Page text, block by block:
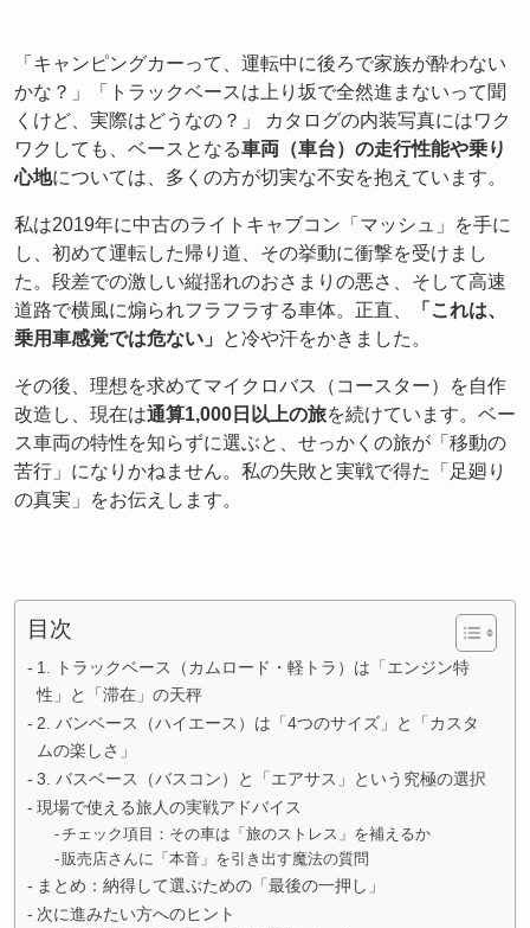
「キャンピングカーって、運転中に後ろで家族が酔わない
かな？」「トラックベースは上り坂で全然進まないって聞
くけど、実際はどうなの？」 カタログの内装写真にはワク
ワクしても、ベースとなる車両（車台）の走行性能や乗り
心地については、多くの方が切実な不安を抱えています。
私は2019年に中古のライトキャブコン「マッシュ」を手に
し、初めて運転した帰り道、その挙動に衝撃を受けまし
た。段差での激しい縦揺れのおさまりの悪さ、そして高速
道路で横風に煽られフラフラする車体。正直、
「これは、
乗用車感覚では危ない」
と冷や汗をかきました。
その後、理想を求めてマイクロバス（コースター）を自作
改造し、現在は通算1,000日以上の旅を続けています。ベー
ス車両の特性を知らずに選ぶと、せっかくの旅が「移動の
苦行」になりかねません。私の失敗と実戦で得た「足廻り
の真実」をお伝えします。
目次
1. トラックベース（カムロード・軽トラ）は「エンジン特
性」と「滞在」の天秤
2. バンベース（ハイエース）は「4つのサイズ」と「カスタ
ムの楽しさ」
3. バスベース（バスコン）と「エアサス」という究極の選択
現場で使える旅人の実戦アドバイス
チェック項目：その車は「旅のストレス」を補えるか
販売店さんに「本音」を引き出す魔法の質問
まとめ：納得して選ぶための「最後の一押し」
次に進みたい方へのヒント